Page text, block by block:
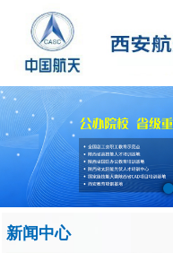
新闻中心